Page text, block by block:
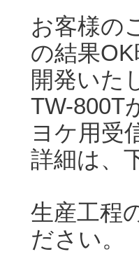
お客様の
の結果
開発いた
TW-800T
ヨケ用受
詳細は、
生産工程
ださい。